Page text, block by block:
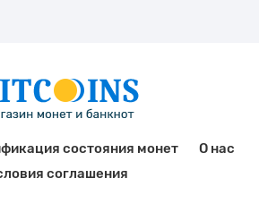
состояния монет
О нас
соглашения